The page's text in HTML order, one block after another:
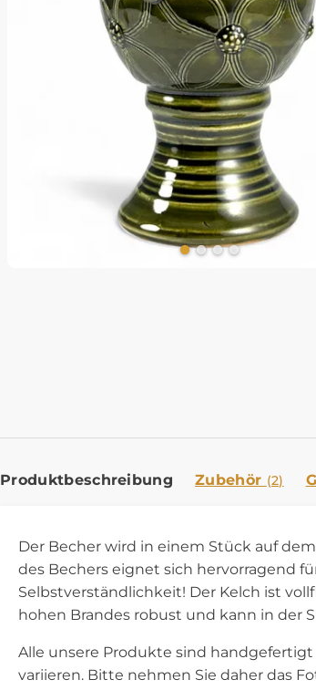
Produktbeschreibung Zubehör (2)
Der Becher wird in einem Stück auf
des Bechers eignet sich hervorragend
Selbstverständlichkeit! Der Kelch ist
hohen Brandes robust und kann in der
Alle unsere Produkte sind
variieren. Bitte nehmen Sie daher das